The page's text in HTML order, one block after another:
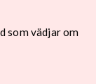
som vädjar om